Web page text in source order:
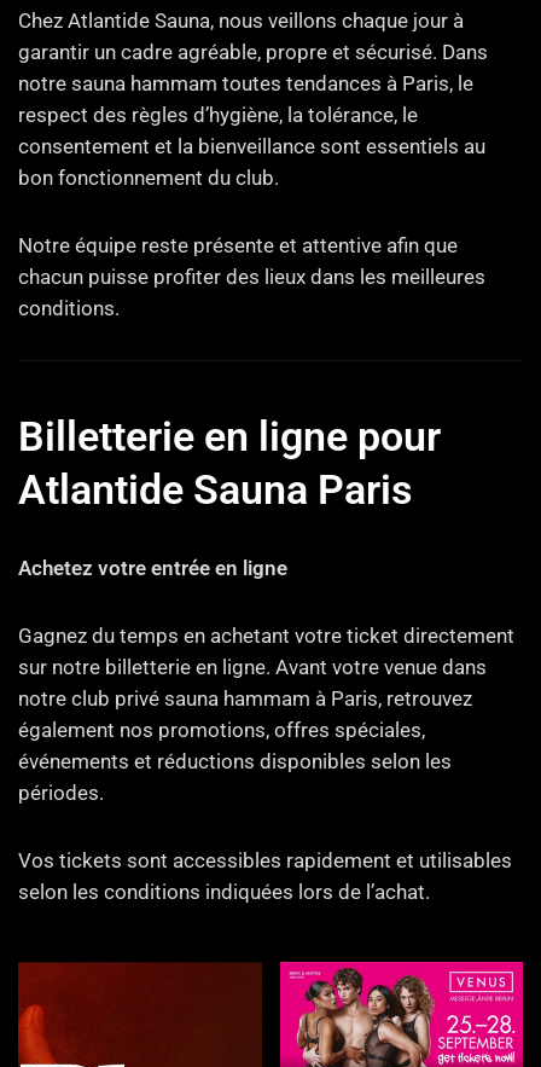
Chez Atlantide Sauna, nous veillons chaque jour à
garantir un cadre agréable, propre et sécurisé. Dans
notre sauna hammam toutes tendances à Paris, le
respect des règles d’hygiène, la tolérance, le
consentement et la bienveillance sont essentiels au
bon fonctionnement du club.
Notre équipe reste présente et attentive afin que
chacun puisse profiter des lieux dans les meilleures
conditions.
Billetterie en ligne pour
Atlantide Sauna Paris
Achetez votre entrée en ligne
Gagnez du temps en achetant votre ticket directement
sur notre billetterie en ligne. Avant votre venue dans
notre club privé sauna hammam à Paris, retrouvez
également nos promotions, offres spéciales,
événements et réductions disponibles selon les
périodes.
Vos tickets sont accessibles rapidement et utilisables
selon les conditions indiquées lors de l’achat.